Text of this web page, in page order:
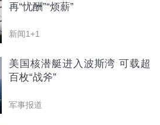
再“忧酬”“烦薪”
新闻1+1
美国核潜艇进入波斯湾 可载超
百枚“战斧”
军事报道